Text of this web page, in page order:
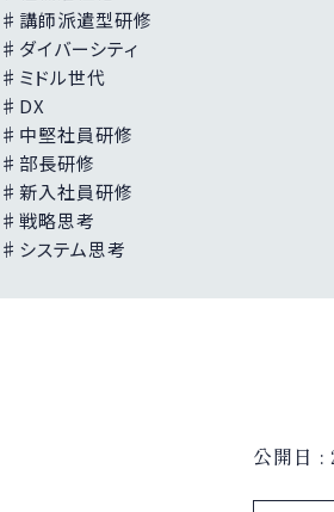
♯講師派遣型研修
♯ダイバーシティ
♯ミドル世代
♯DX
♯中堅社員研修
♯部長研修
♯新入社員研修
♯戦略思考
♯システム思考
公開日 :